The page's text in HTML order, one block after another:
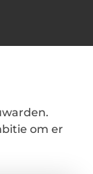
om er